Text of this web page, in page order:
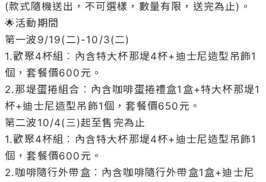
(款式隨機送出，不可選樣，數量有限，送完為止)。
🌟活動期間
第一波9/19(二)-10/3(二)
1.歡聚4杯組︰內含特大杯那堤4杯+迪士尼造型吊飾1
個，套餐價600元。
2.那堤蛋捲組合︰內含咖啡蛋捲禮盒1盒+特大杯那堤1
杯+迪士尼造型吊飾1個，套餐價650元。
第二波10/4(三)起至售完為止
1.歡聚4杯組︰內含特大杯那堤4杯+迪士尼造型吊飾1
個，套餐價600元。
2.咖啡隨行外帶盒︰內含咖啡隨行外帶盒1盒+迪士尼